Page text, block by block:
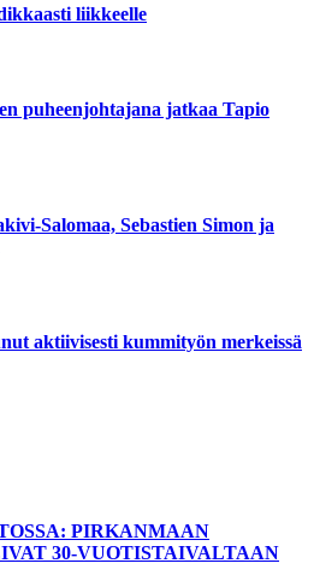
liikkeelle
puheenjohtajana jatkaa Tapio
Salomaa, Sebastien Simon ja
aktiivisesti kummityön merkeissä
PIRKANMAAN
30-VUOTISTAIVALTAAN